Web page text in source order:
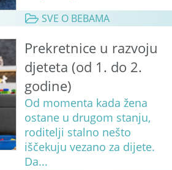
SVE O BEBAMA
Prekretnice u razvoju
djeteta (od 1. do 2.
godine)
Od momenta kada žena
ostane u drugom stanju,
roditelji stalno nešto
iščekuju vezano za dijete.
Da...